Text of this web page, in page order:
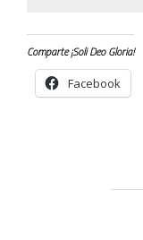
Comparte ¡Soli Deo Gloria!
Facebook